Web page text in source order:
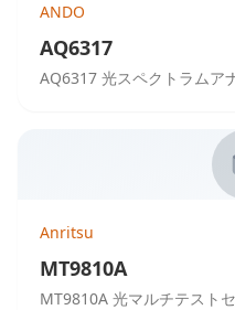
ANDO
AQ6317
AQ6317 光スペクトラムア
Anritsu
MT9810A
MT9810A 光マルチテスト